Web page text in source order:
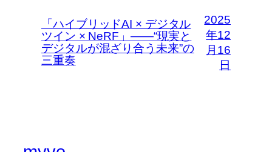
「ハイブリッドAI × デジタル
ツイン × NeRF」――“現実と
デジタルが混ざり合う未来”の
三重奏
2025
年12
月16
日